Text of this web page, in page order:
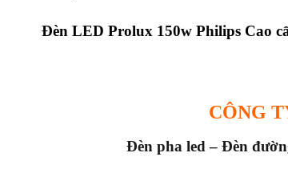
Đèn LED Prolux 150w Philips Cao
CÔNG
Đèn pha led – Đèn